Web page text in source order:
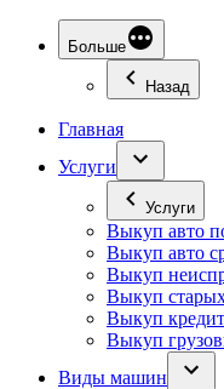
Больше
Назад
Главная
Услуги
Услуги
Выкуп авто
Выкуп авто
Выкуп
Выкуп
Выкуп
Выкуп
Виды машин